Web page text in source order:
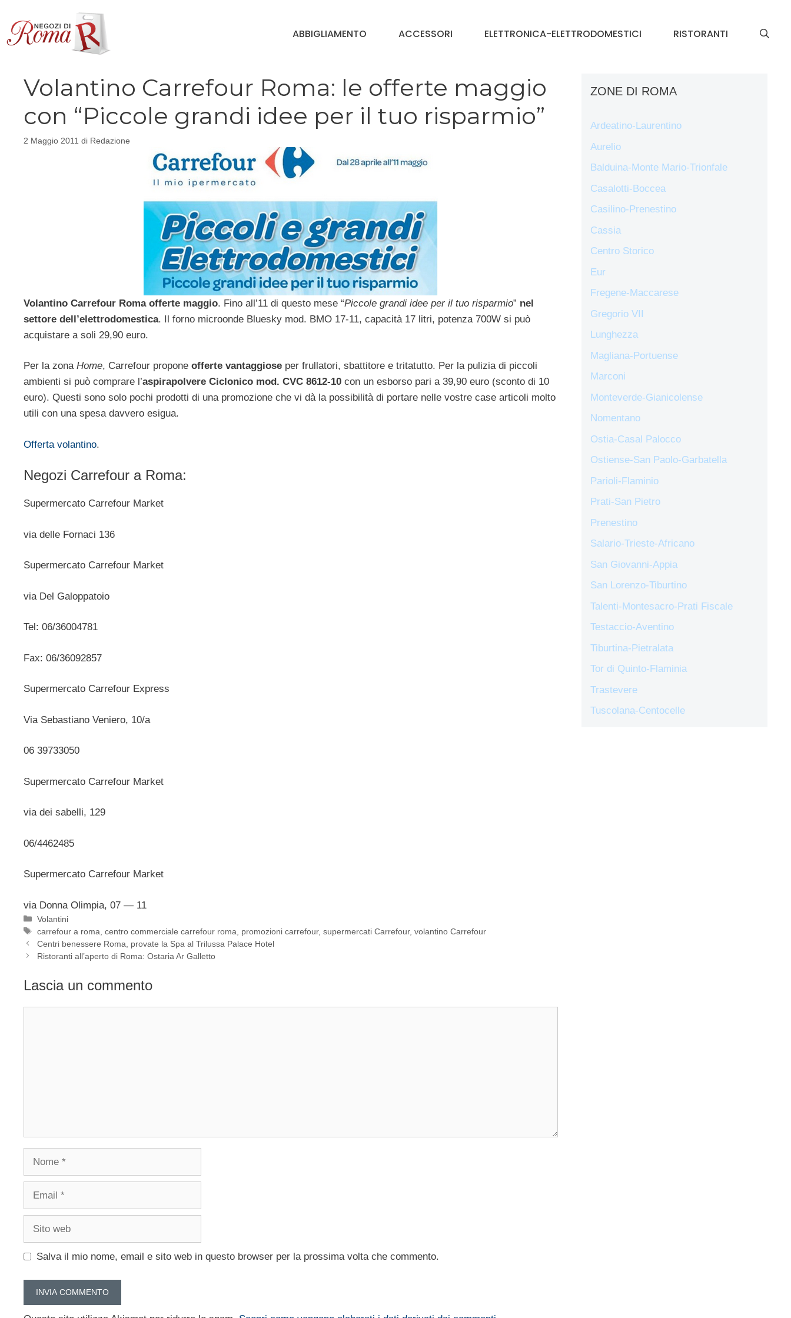
contenuto
ABBIGLIAMENTO ACCESSORI ELETTRONICA-ELETTRODOMESTICI RISTORANTI
Volantino Carrefour Roma: le offerte maggio
con “Piccole grandi idee per il tuo risparmio”
2 Maggio 2011 di Redazione
Volantino Carrefour Roma offerte maggio. Fino all’11 di questo mese “Piccole grandi idee per il tuo risparmio” nel
settore dell’elettrodomestica. Il forno microonde Bluesky mod. BMO 17-11, capacità 17 litri, potenza 700W si può
acquistare a soli 29,90 euro.
Per la zona Home, Carrefour propone offerte vantaggiose per frullatori, sbattitore e tritatutto. Per la pulizia di piccoli
ambienti si può comprare l’aspirapolvere Ciclonico mod. CVC 8612-10 con un esborso pari a 39,90 euro (sconto di 10
euro). Questi sono solo pochi prodotti di una promozione che vi dà la possibilità di portare nelle vostre case articoli molto
utili con una spesa davvero esigua.
Offerta volantino.
Negozi Carrefour a Roma:
Supermercato Carrefour Market
via delle Fornaci 136
Supermercato Carrefour Market
via Del Galoppatoio
Tel: 06/36004781
Fax: 06/36092857
Supermercato Carrefour Express
Via Sebastiano Veniero, 10/a
06 39733050
Supermercato Carrefour Market
via dei sabelli, 129
06/4462485
Supermercato Carrefour Market
via Donna Olimpia, 07 — 11
Categorie
Volantini
Tag
carrefour a roma ,centro commerciale carrefour roma promozioni carrefour,supermercati Carrefour,volantino Carrefour
Centri benessere Roma, provate la Spa al Trilussa Palace Hotel
Ristoranti all’aperto di Roma: Ostaria Ar Galletto
Lascia un commento
Nome
Email
Sito
Salva il mio nome, email e sito web in questo browser per la prossima volta che commento.
ZONE DI ROMA
Ardeatino-Laurentino
Aurelio
Balduina-Monte Mario-Trionfale
Casalotti-Boccea
Casilino-Prenestino
Cassia
Centro Storico
Eur
Fregene-Maccarese
Gregorio VII
Lunghezza
Magliana-Portuense
Marconi
Monteverde-Gianicolense
Nomentano
Ostia-Casal Palocco
Ostiense-San Paolo-Garbatella
Parioli-Flaminio
Prati-San Pietro
Prenestino
Salario-Trieste-Africano
San Giovanni-Appia
San Lorenzo-Tiburtino
Talenti-Montesacro-Prati Fiscale
Testaccio-Aventino
Tiburtina-Pietralata
Tor di Quinto-Flaminia
Trastevere
Tuscolana-Centocelle